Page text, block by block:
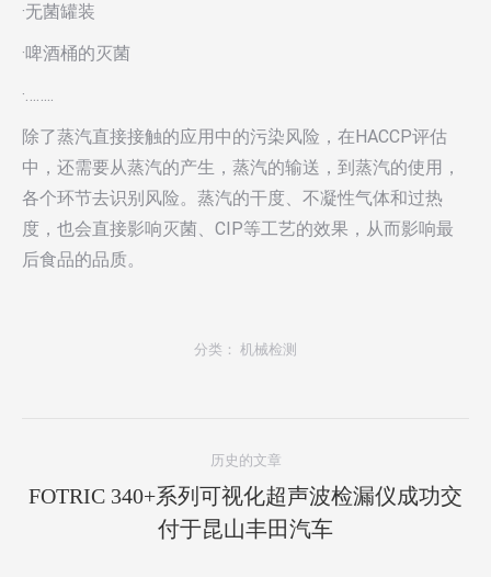
·无菌罐装
·啤酒桶的灭菌
·……..
除了蒸汽直接接触的应用中的污染风险，在HACCP评估
中，还需要从蒸汽的产生，蒸汽的输送，到蒸汽的使用，
各个环节去识别风险。蒸汽的干度、不凝性气体和过热
度，也会直接影响灭菌、CIP等工艺的效果，从而影响最
后食品的品质。
分类： 机械检测
历史的文章
上
一
FOTRIC 340+系列可视化超声波检漏仪成功交
付于昆山丰田汽车